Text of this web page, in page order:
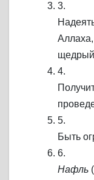
3.
щедрый
4.
5.
Быть
6.
Нафль